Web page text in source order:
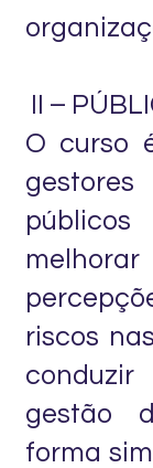
II –
O curso
públicos
riscos
conduzir
gestão
forma